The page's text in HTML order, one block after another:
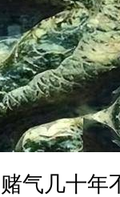
气几十年